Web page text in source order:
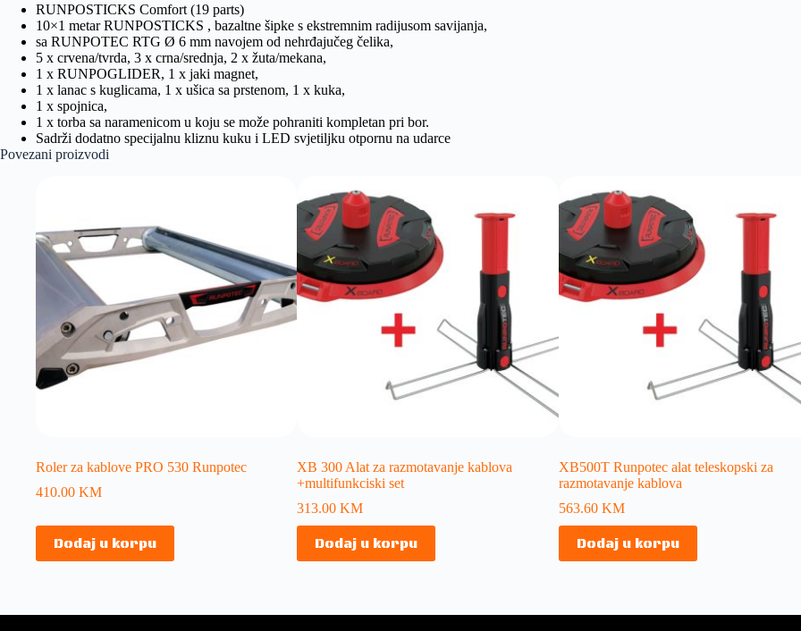
RUNPOSTICKS Comfort (19 parts)
10×1 metar RUNPOSTICKS , bazaltne šipke s ekstremnim radijusom savijanja,
sa RUNPOTEC RTG Ø 6 mm navojem od nehrđajučeg čelika,
5 x crvena/tvrda, 3 x crna/srednja, 2 x žuta/mekana,
1 x RUNPOGLIDER, 1 x jaki magnet,
1 x lanac s kuglicama, 1 x ušica sa prstenom, 1 x kuka,
1 x spojnica,
1 x torba sa naramenicom u koju se može pohraniti kompletan pri bor.
Sadrži dodatno specijalnu kliznu kuku i LED svjetiljku otpornu na udarce
Povezani proizvodi
Roler za kablove PRO 530 Runpotec
410.00 KM
Dodaj u korpu
XB 300 Alat za razmotavanje kablova
+multifunkciski set
313.00KM
Dodaj u korpu
XB500T Runpotec alat teleskopski za
razmotavanje kablova
563.60 KM
Dodaj u korpu